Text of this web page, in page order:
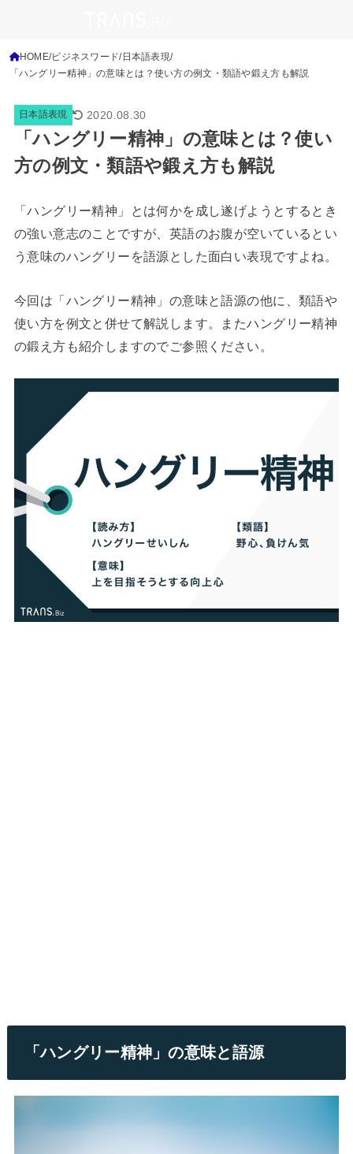
HOME ビジネスワード 日本語表現
「ハングリー精神」の意味とは？使い方の例文・類語や鍛え方も解説
日本語表現 2020.08.30
「ハングリー精神」の意味とは？使い
方の例文・類語や鍛え方も解説
「ハングリー精神」とは何かを成し遂げようとするとき
の強い意志のことですが、英語のお腹が空いているとい
う意味のハングリーを語源とした面白い表現ですよね。
今回は「ハングリー精神」の意味と語源の他に、類語や
使い方を例文と併せて解説します。またハングリー精神
の鍛え方も紹介しますのでご参照ください。
「ハングリー精神」の意味と語源